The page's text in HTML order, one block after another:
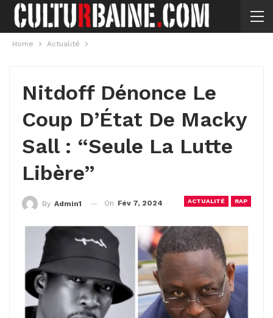
Home Actualité
Nitdoff Dénonce Le
Coup D’État De Macky
Sall : “Seule La Lutte
Libère”
ACTUALITÉ RAP
By Admin1 On Fév 7, 2024